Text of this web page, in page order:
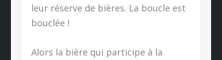
leur réserve de bières. La boucle est
bouclée !
Alors la bière qui participe à la